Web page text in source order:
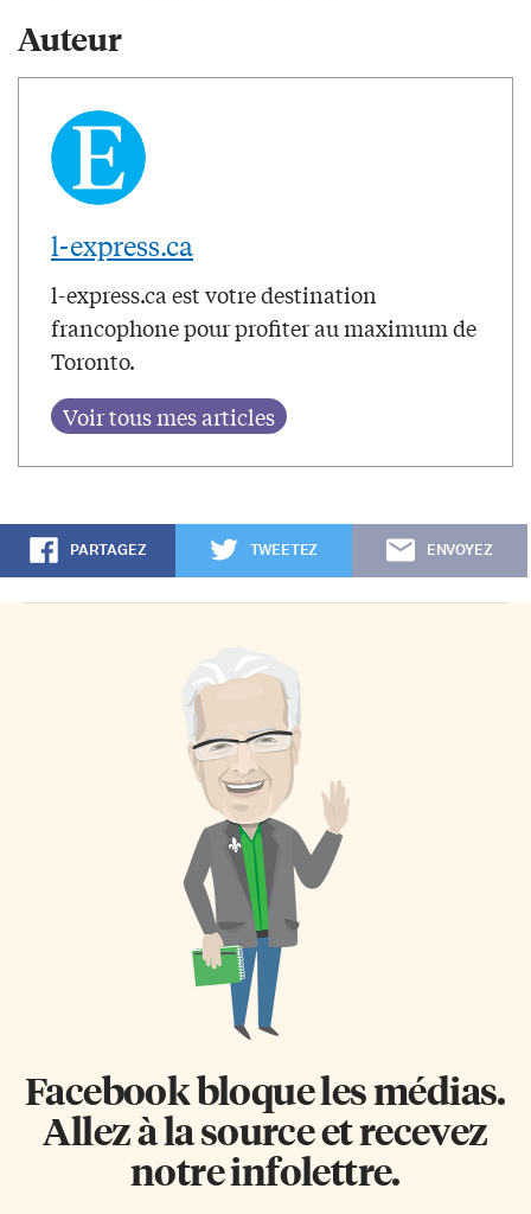
Auteur
l-express.ca
l-express.ca est votre destination
francophone pour profiter au maximum de
Toronto.
PARTAGEZ TWEETEZ ENVOYEZ
Facebook bloque les médias.
Allez à la source et recevez
notre infolettre.